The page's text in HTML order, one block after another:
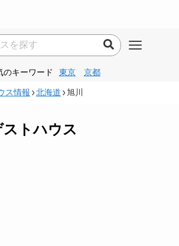
のキーワード 東京 京都
ス情報 北海道 旭川
ストハウス